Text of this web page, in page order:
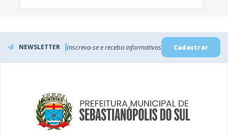
NEWSLETTER Inscreva-se e receba informativos Cadastrar